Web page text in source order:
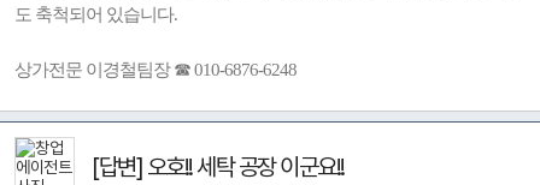
도 축척되어 있습니다.
상가전문 이경철팀장 ☎ 010-6876-6248
[답변] 오호!! 세탁 공장 이군요!!